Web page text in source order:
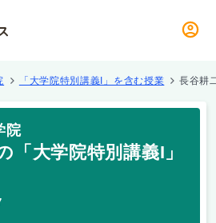
「大学院特別講義I」を含む授業 長谷耕
院
「大学院特別講義I」